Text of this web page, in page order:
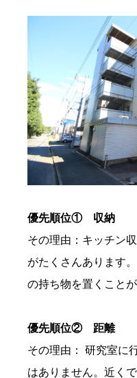
優先順位① 収納
その理由：キッチン
がたくさんあります
の持ち物を置くことが
優先順位② 距離
その理由： 研究室に
はありません。近く